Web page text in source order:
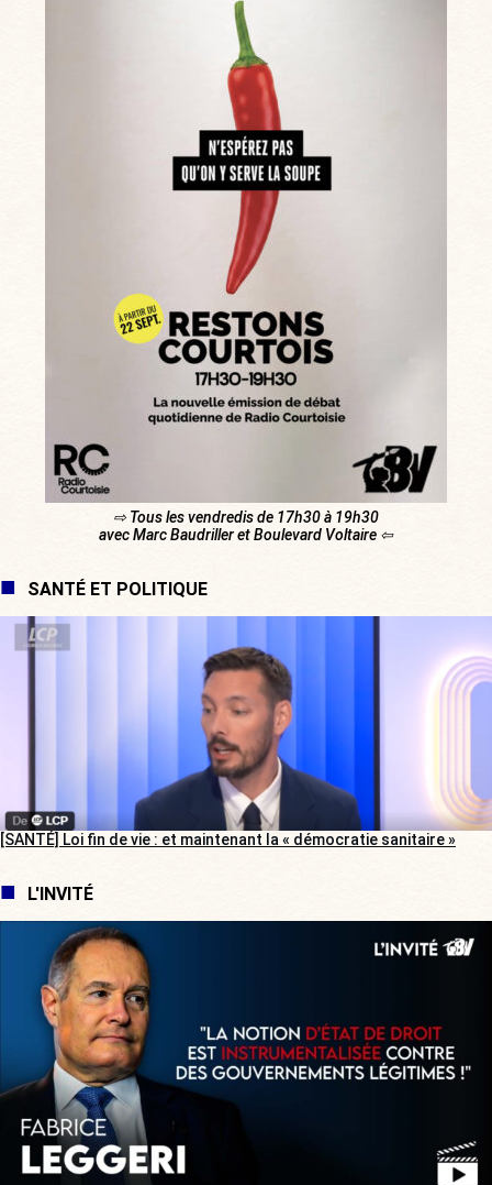
⇨ Tous les vendredis de 17h30 à 19h30
avec Marc Baudriller et Boulevard Voltaire ⇦
SANTÉ ET POLITIQUE
[SANTÉ] Loi fin de vie : et maintenant la « démocratie sanitaire »
L'INVITÉ